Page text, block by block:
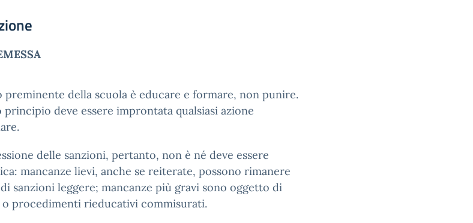
preminente della scuola è educare e formare, non punire.
principio deve essere improntata qualsiasi azione
delle sanzioni, pertanto, non è né deve essere
mancanze lievi, anche se reiterate, possono rimanere
sanzioni leggere; mancanze più gravi sono oggetto di
o procedimenti rieducativi commisurati.